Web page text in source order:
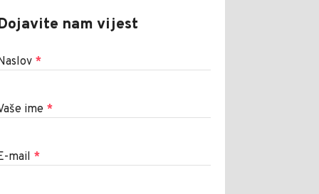
nam vijest
*
ime *
mail *